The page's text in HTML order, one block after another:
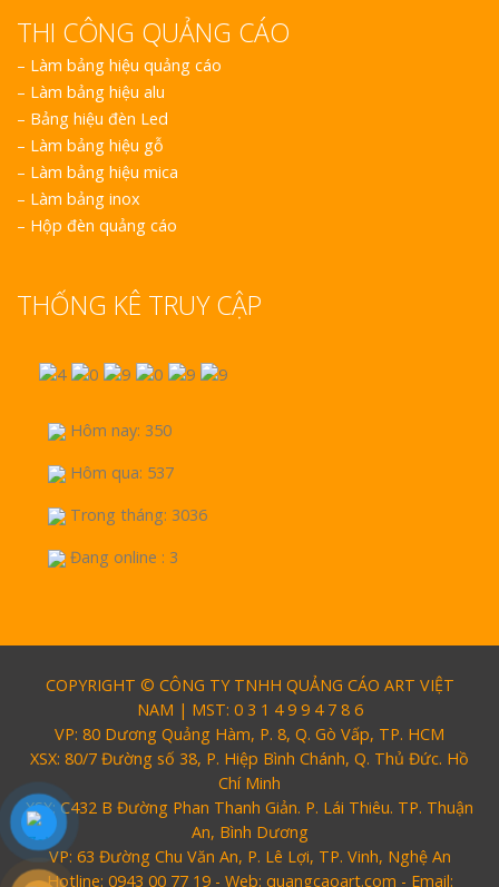
THI CÔNG QUẢNG CÁO
– Làm bảng hiệu quảng cáo
– Làm bảng hiệu alu
– Bảng hiệu đèn Led
– Làm bảng hiệu gỗ
– Làm bảng hiệu mica
– Làm bảng inox
– Hộp đèn quảng cáo
THỐNG KÊ TRUY CẬP
Hôm nay: 350
Hôm qua: 537
Trong tháng: 3036
Đang online : 3
COPYRIGHT © CÔNG TY TNHH QUẢNG CÁO ART VIỆT
NAM | MST: 0 3 1 4 9 9 4 7 8 6
VP: 80 Dương Quảng Hàm, P. 8, Q. Gò Vấp, TP. HCM
XSX: 80/7 Đường số 38, P. Hiệp Bình Chánh, Q. Thủ Đức. Hồ
Chí Minh
XSX: C432 B Đường Phan Thanh Giản. P. Lái Thiêu. TP. Thuận
An, Bình Dương
VP: 63 Đường Chu Văn An, P. Lê Lợi, TP. Vinh, Nghệ An
Hotline: 0943 00 77 19 - Web: quangcaoart.com - Email: